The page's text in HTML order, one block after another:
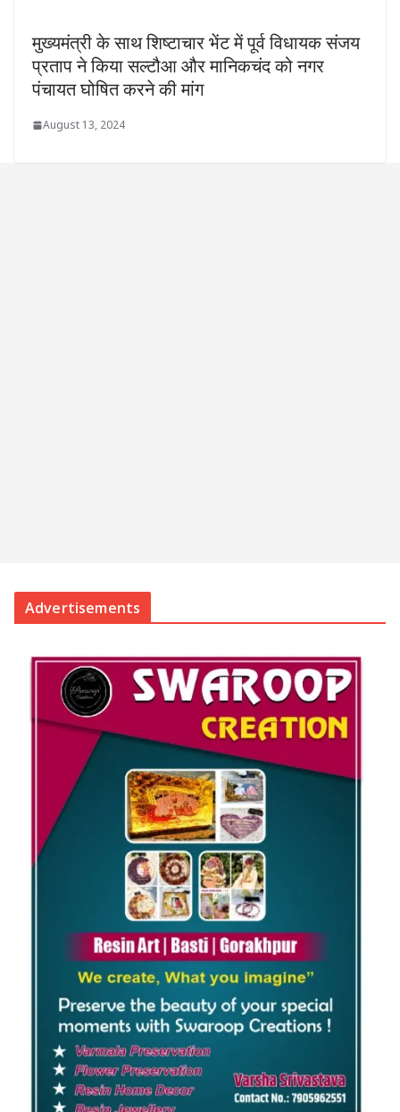
मुख्यमंत्री के साथ शिष्टाचार भेंट में पूर्व विधायक संजय
प्रताप ने किया सल्टौआ और मानिकचंद को नगर
पंचायत घोषित करने की मांग
August 13, 2024
Advertisements